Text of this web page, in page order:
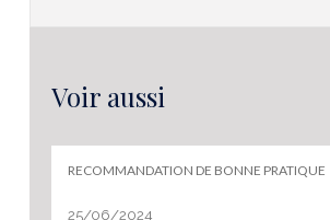
Voir aussi
RECOMMANDATION DE BONNE PRATIQUE
25/06/2024